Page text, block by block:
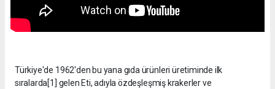
Türkiye'de 1962'den bu yana gıda ürünleri üretiminde ilk
sıralarda[1] gelen Eti, adıyla özdeşleşmiş krakerler ve